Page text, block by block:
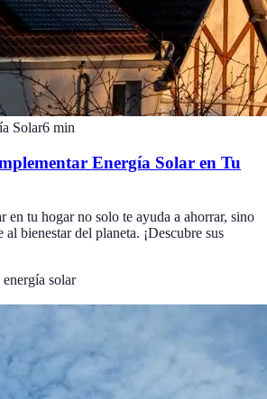
Solar6 min
Energía Solar en Tu
en tu hogar no solo te ayuda a ahorrar, sino
bienestar del planeta. ¡Descubre sus
solar